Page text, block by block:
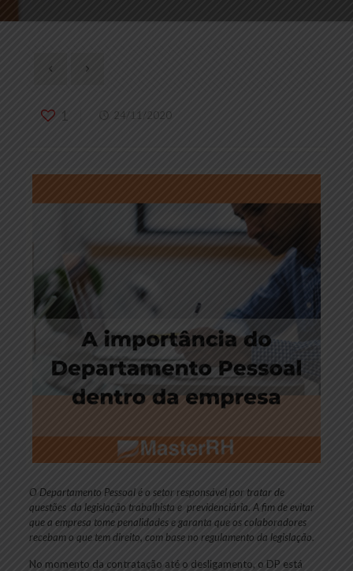
1 24/11/2020
O Departamento Pessoal é o setor responsável por tratar de
questões da legislação trabalhista e previdenciária. A fim de evitar
que a empresa tome penalidades e garanta que os colaboradores
recebam o que tem direito, com base no regulamento da legislação.
No momento da contratação até o desligamento, o DP está